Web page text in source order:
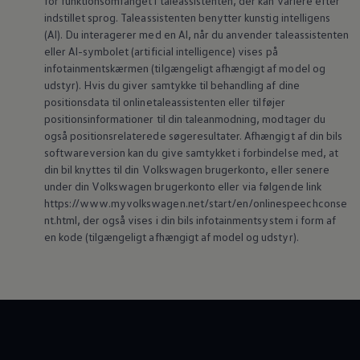
indstillet sprog. Taleassistenten benytter kunstig intelligens
(AI). Du interagerer med en AI, når du anvender taleassistenten
eller AI-symbolet (artificial intelligence) vises på
infotainmentskærmen (tilgængeligt afhængigt af model og
udstyr). Hvis du giver samtykke til behandling af dine
positionsdata til onlinetaleassistenten eller tilføjer
positionsinformationer til din taleanmodning, modtager du
også positionsrelaterede søgeresultater. Afhængigt af din bils
softwareversion kan du give samtykket i forbindelse med, at
din bil knyttes til din Volkswagen brugerkonto, eller senere
under din Volkswagen brugerkonto eller via følgende link
https://www.myvolkswagen.net/start/en/onlinespeechconse
nt.html, der også vises i din bils infotainmentsystem i form af
en kode (tilgængeligt afhængigt af model og udstyr).